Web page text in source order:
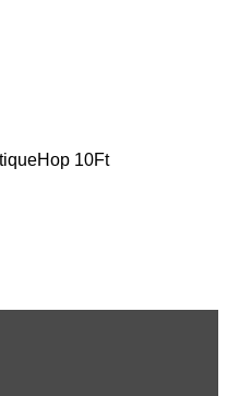
10Ft
16Ft s-dostavka